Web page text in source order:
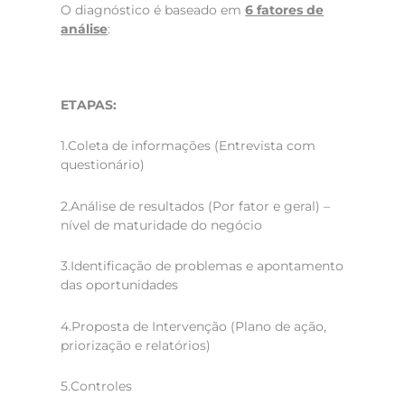
O diagnóstico é baseado em6 fatores de
análise:
ETAPAS:
1.Coleta de informações (Entrevista com
questionário)
2.Análise de resultados (Por fator e geral) –
nível de maturidade do negócio
3.Identificação de problemas e apontamento
das oportunidades
4.Proposta de Intervenção (Plano de ação,
priorização e relatórios)
5.Controles